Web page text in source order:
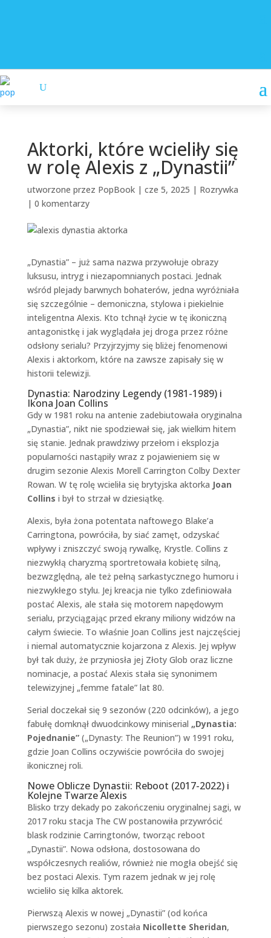
Aktorki, które wcieliły się
w rolę Alexis z „Dynastii”
utworzone przez PopBook| cze 5, 2025 | Rozrywka
| 0 komentarzy
„Dynastia” – już sama nazwa przywołuje obrazy
luksusu, intryg i niezapomnianych postaci. Jednak
wśród plejady barwnych bohaterów, jedna wyróżniała
się szczególnie – demoniczna, stylowa i piekielnie
inteligentna Alexis. Kto tchnął życie w tę ikoniczną
antagonistkę i jak wyglądała jej droga przez różne
odsłony serialu? Przyjrzyjmy się bliżej fenomenowi
Alexis i aktorkom, które na zawsze zapisały się w
historii telewizji.
Dynastia: Narodziny Legendy (1981-1989) i
Ikona Joan Collins
Gdy w 1981 roku na antenie zadebiutowała oryginalna
„Dynastia”, nikt nie spodziewał się, jak wielkim hitem
się stanie. Jednak prawdziwy przełom i eksplozja
popularności nastąpiły wraz z pojawieniem się w
drugim sezonie Alexis Morell Carrington Colby Dexter
Rowan. W tę rolę wcieliła się brytyjska aktorka Joan
Collins i był to strzał w dziesiątkę.
Alexis, była żona potentata naftowego Blake’a
Carringtona, powróciła, by siać zamęt, odzyskać
wpływy i zniszczyć swoją rywalkę, Krystle. Collins z
niezwykłą charyzmą sportretowała kobietę silną,
bezwzględną, ale też pełną sarkastycznego humoru i
niezwykłego stylu. Jej kreacja nie tylko zdefiniowała
postać Alexis, ale stała się motorem napędowym
serialu, przyciągając przed ekrany miliony widzów na
całym świecie. To właśnie Joan Collins jest najczęściej
i niemal automatycznie kojarzona z Alexis. Jej wpływ
był tak duży, że przyniosła jej Złoty Glob oraz liczne
nominacje, a postać Alexis stała się synonimem
telewizyjnej „femme fatale” lat 80.
Serial doczekał się 9 sezonów (220 odcinków), a jego
fabułę domknął dwuodcinkowy miniserial „Dynastia:
Pojednanie”(„Dynasty: The Reunion”) w 1991 roku,
gdzie Joan Collins oczywiście powróciła do swojej
ikonicznej roli.
Nowe Oblicze Dynastii: Reboot (2017-2022) i
Kolejne Twarze Alexis
Blisko trzy dekady po zakończeniu oryginalnej sagi, w
2017 roku stacja The CW postanowiła przywrócić
blask rodzinie Carringtonów, tworząc reboot
„Dynastii”. Nowa odsłona, dostosowana do
współczesnych realiów, również nie mogła obejść się
bez postaci Alexis. Tym razem jednak w jej rolę
wcieliło się kilka aktorek.
Pierwszą Alexis w nowej „Dynastii” (od końca
pierwszego sezonu) została Nicollette Sheridan,